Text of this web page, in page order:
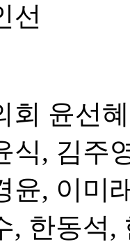
선
회 윤선
식, 김주
윤, 이미
, 한동석